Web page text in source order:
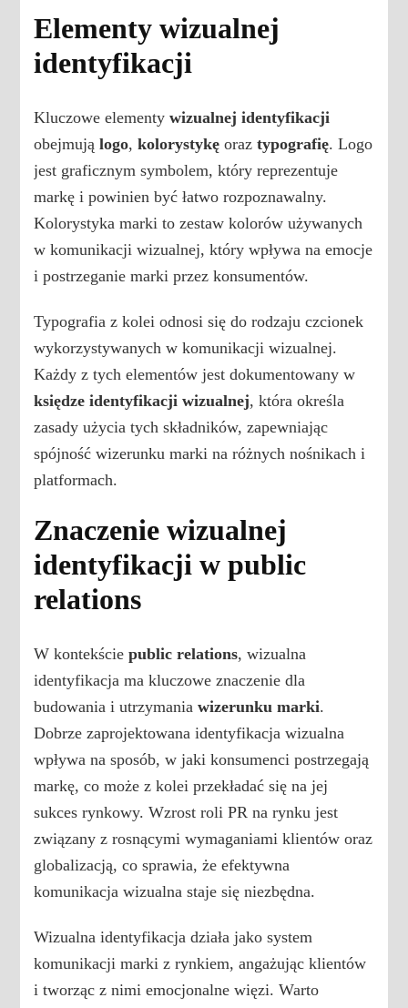
Elementy wizualnej
identyfikacji
Kluczowe elementywizualnej identyfikacji
obejmująlogo,kolorystykę oraztypografię. Logo
jest graficznym symbolem, który reprezentuje
markę i powinien być łatwo rozpoznawalny.
Kolorystyka marki to zestaw kolorów używanych
w komunikacji wizualnej, który wpływa na emocje
i postrzeganie marki przez konsumentów.
Typografia z kolei odnosi się do rodzaju czcionek
wykorzystywanych w komunikacji wizualnej.
Każdy z tych elementów jest dokumentowany w
księdze identyfikacji wizualnej, która określa
zasady użycia tych składników, zapewniając
spójność wizerunku marki na różnych nośnikach i
platformach.
Znaczenie wizualnej
identyfikacji w public
relations
W kontekściepublic relations, wizualna
identyfikacja ma kluczowe znaczenie dla
budowania i utrzymaniawizerunku marki.
Dobrze zaprojektowana identyfikacja wizualna
wpływa na sposób, w jaki konsumenci postrzegają
markę, co może z kolei przekładać się na jej
sukces rynkowy. Wzrost roli PR na rynku jest
związany z rosnącymi wymaganiami klientów oraz
globalizacją, co sprawia, że efektywna
komunikacja wizualna staje się niezbędna.
Wizualna identyfikacja działa jako system
komunikacji marki z rynkiem, angażując klientów
i tworząc z nimi emocjonalne więzi. Warto